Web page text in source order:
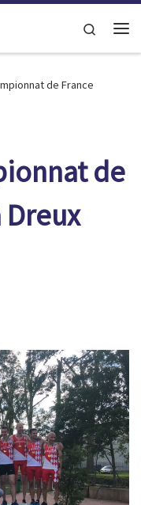
Search
de France
de
Dreux